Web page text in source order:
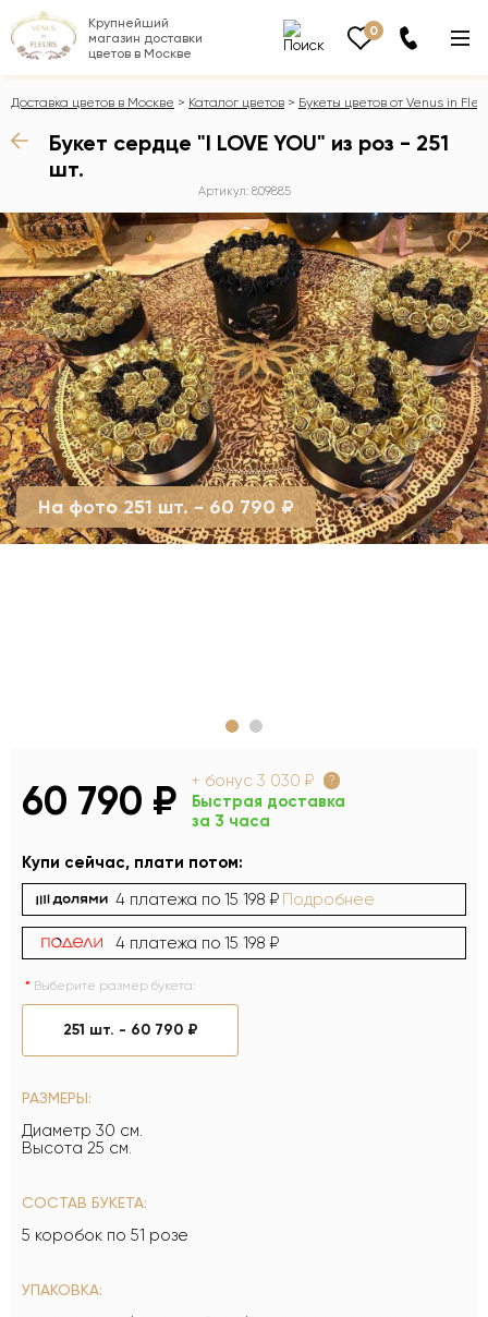
Крупнейший
магазин доставки
цветов в Москве
0
Доставка цветов в Москве Каталог цветов Букеты цветов от Venus in
Букет сердце "I LOVE YOU" из роз - 251
шт.
Артикул: 809885
На фото 251 шт. - 60 790 ₽
60 790 ₽ + бонус 3 030 ₽ ?
Быстрая доставка
за 3 часа
Купи сейчас, плати потом:
4 платежа по 15 198 ₽ Подробнее
4 платежа по 15 198 ₽
Выберите размер букета:
251 шт. - 60 790 ₽
РАЗМЕРЫ:
Диаметр 30 см.
Высота 25 см.
СОСТАВ БУКЕТА:
5 коробок по 51 розе
УПАКОВКА: